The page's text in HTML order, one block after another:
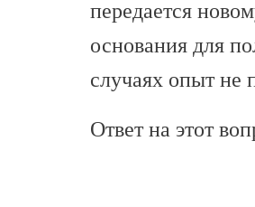
передается
основания для
случаях опыт не
Ответ на этот